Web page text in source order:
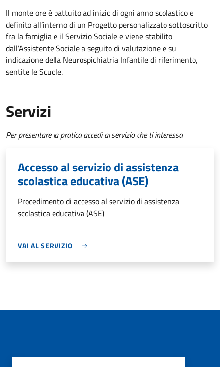
Il monte ore è pattuito ad inizio di ogni anno scolastico e
definito all’interno di un Progetto personalizzato sottoscritto
fra la famiglia e il Servizio Sociale e viene stabilito
dall’Assistente Sociale a seguito di valutazione e su
indicazione della Neurospichiatria Infantile di riferimento,
sentite le Scuole.
Servizi
Per presentare la pratica accedi al servizio che ti interessa
Accesso al servizio di assistenza
scolastica educativa (ASE)
Procedimento di accesso al servizio di assistenza
scolastica educativa (ASE)
VAI AL SERVIZIO